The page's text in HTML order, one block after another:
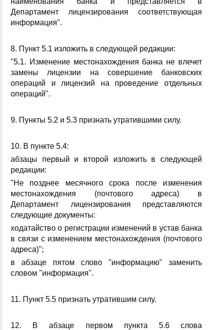
Департамент лицензирования соответствующая
информация".
8. Пункт 5.1 изложить в следующей редакции:
"5.1. Изменение местонахождения банка не влечет
замены лицензии на совершение банковских
операций и лицензий на проведение отдельных
операций".
9. Пункты 5.2 и 5.3 признать утратившими силу.
10. В пункте 5.4:
абзацы первый и второй изложить в следующей
редакции:
"Не позднее месячного срока после изменения
местонахождения (почтового адреса) в
Департамент лицензирования представляются
следующие документы:
ходатайство о регистрации изменений в устав банка
в связи с изменением местонахождения (почтового
адреса)";
в абзаце пятом слово "информацию" заменить
словом "информация".
11. Пункт 5.5 признать утратившим силу.
12. В абзаце первом пункта 5.6 слова